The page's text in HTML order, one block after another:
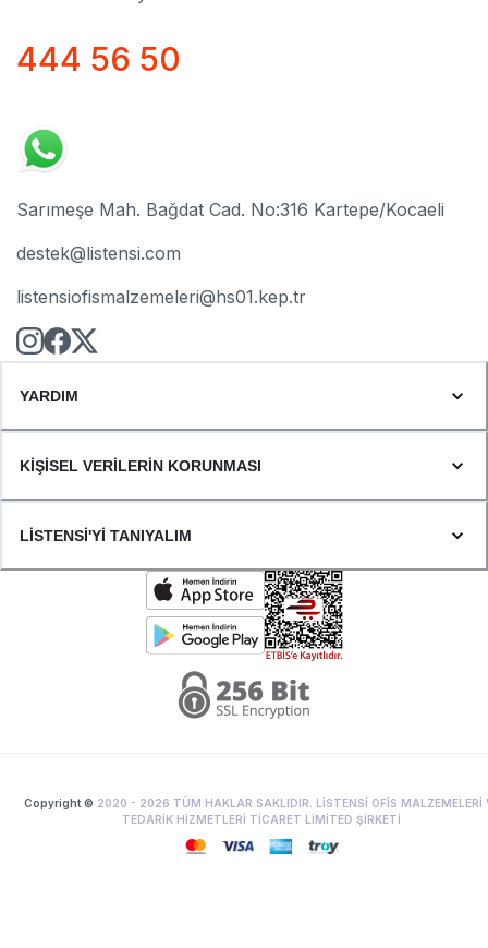
444 56 50
Sarımeşe Mah. Bağdat Cad. No:316 Kartepe/Kocaeli
destek@listensi.com
listensiofismalzemeleri@hs01.kep.tr
YARDIM
KİŞİSEL VERİLERİN KORUNMASI
LİSTENSİ'Yİ TANIYALIM
Copyright © 2020 - 2026 TÜM HAKLAR SAKLIDIR. LİSTENSİ OFİS MALZEMELERİ
TEDARİK HİZMETLERİ TİCARET LİMİTED ŞİRKETİ